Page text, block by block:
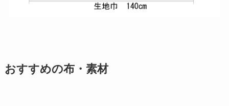
おすすめの布・素材